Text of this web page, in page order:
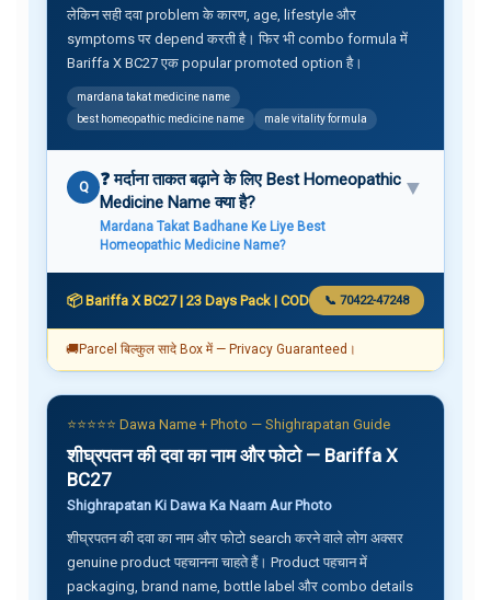
लेकिन सही दवा problem के कारण, age, lifestyle और
symptoms पर depend करती है। फिर भी combo formula में
Bariffa X BC27 एक popular promoted option है।
mardana takat medicine name
best homeopathic medicine name
male vitality formula
Q
❓ मर्दाना ताकत बढ़ाने के लिए Best Homeopathic
Medicine Name क्या है?
Mardana Takat Badhane Ke Liye Best
Homeopathic Medicine Name?
▼
📦 Bariffa X BC27 | 23 Days Pack | COD 📞 70422-47248
🚚Parcel बिल्कुल सादे Box में — Privacy Guaranteed।
⭐⭐⭐⭐⭐ Dawa Name + Photo — Shighrapatan Guide
शीघ्रपतन की दवा का नाम और फोटो — Bariffa X
BC27
Shighrapatan Ki Dawa Ka Naam Aur Photo
शीघ्रपतन की दवा का नाम और फोटो search करने वाले लोग अक्सर
genuine product पहचानना चाहते हैं। Product पहचान में
packaging, brand name, bottle label और combo details